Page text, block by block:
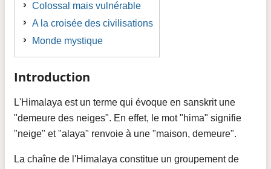
Colossal mais vulnérable
A la croisée des civilisations
Monde mystique
Introduction
L'Himalaya est un terme qui évoque en sanskrit une
"demeure des neiges". En effet, le mot "hima" signifie
"neige" et "alaya" renvoie à une "maison, demeure".
La chaîne de l'Himalaya constitue un groupement de